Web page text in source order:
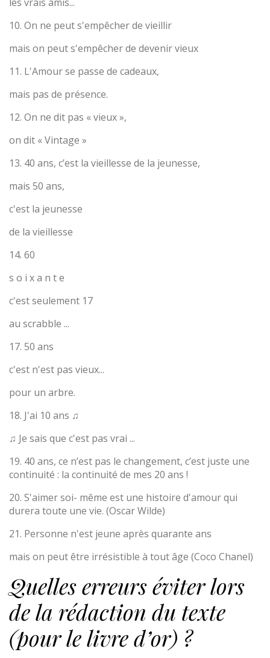
10. On ne peut s'empêcher de vieillir
mais on peut s'empêcher de devenir vieux
11. L'Amour se passe de cadeaux,
mais pas de présence.
12. On ne dit pas « vieux »,
on dit « Vintage »
13. 40 ans, c’est la vieillesse de la jeunesse,
mais 50 ans,
c'est la jeunesse
de la vieillesse
14. 60
s o i x a n t e
c'est seulement 17
au scrabble ...
17. 50 ans
c'est n'est pas vieux...
pour un arbre.
18. J'ai 10 ans ♫
♫ Je sais que c'est pas vrai ...
19. 40 ans, ce n’est pas le changement, c’est juste une
continuité : la continuité de mes 20 ans !
20. S'aimer soi- même est une histoire d'amour qui
durera toute une vie. (Oscar Wilde)
21. Personne n'est jeune après quarante ans
mais on peut être irrésistible à tout âge (Coco Chanel)
Quelles erreurs éviter lors
de la rédaction du texte
(pour le livre d’or) ?